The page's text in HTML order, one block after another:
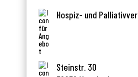
Hospiz- und
Steinstr. 30